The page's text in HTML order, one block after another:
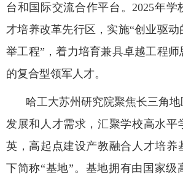
台和国际交流合作平台。 2025年学
才培养改革先行区，实施“创业驱
举工程”，着力培育兼具卓越工程
的复合型领军人才。
哈工大苏州研究院聚焦长三角
发展和人才需求，汇聚学校高水平
英，高起点建设产教融合人才培养
下简称“基地”。基地拥有由国家级